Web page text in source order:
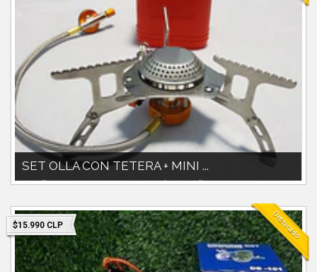
SET OLLA CON TETERA + MINI ...
Set olla 1800cc con tetera 800ccIncluye pocillos y accesorios
$15.990 CLP Destacado